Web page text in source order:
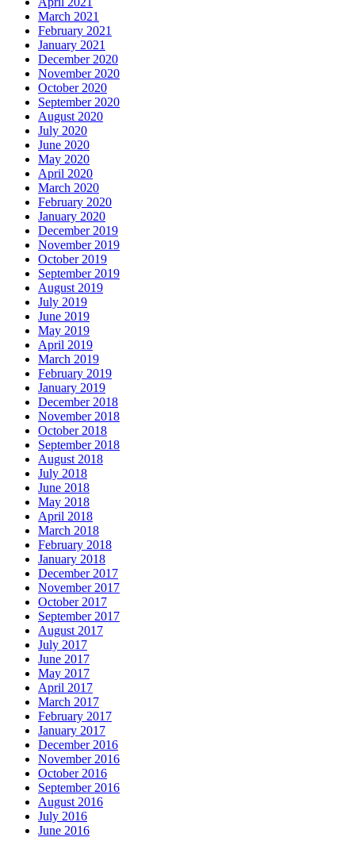
March 2021
February 2021
January 2021
December 2020
November 2020
October 2020
September 2020
August 2020
July 2020
June 2020
May 2020
April 2020
March 2020
February 2020
January 2020
December 2019
November 2019
October 2019
September 2019
August 2019
July 2019
June 2019
May 2019
April 2019
March 2019
February 2019
January 2019
December 2018
November 2018
October 2018
September 2018
August 2018
July 2018
June 2018
May 2018
April 2018
March 2018
February 2018
January 2018
December 2017
November 2017
October 2017
September 2017
August 2017
July 2017
June 2017
May 2017
April 2017
March 2017
February 2017
January 2017
December 2016
November 2016
October 2016
September 2016
August 2016
July 2016
June 2016